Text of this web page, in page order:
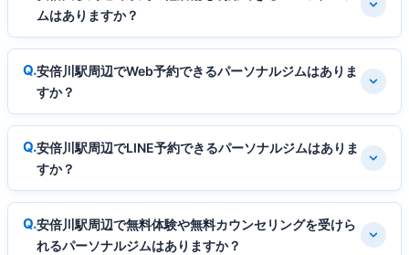
ムはありますか？
安倍川駅周辺でWeb予約できるパーソナルジムはありま
すか？
安倍川駅周辺でLINE予約できるパーソナルジムはありま
すか？
安倍川駅周辺で無料体験や無料カウンセリングを受けら
れるパーソナルジムはありますか？